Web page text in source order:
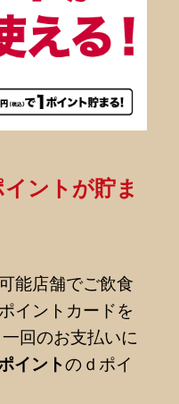
イントが貯ま
能店舗でご飲食
イントカードを
回のお支払いに
イントのｄポイ